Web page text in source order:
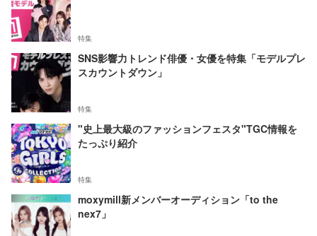
特集
SNS影響力トレンド俳優・女優を特集「モデルプレ
スカウントダウン」
特集
"史上最大級のファッションフェスタ"TGC情報を
たっぷり紹介
特集
moxymill新メンバーオーディション「to the
nex7」